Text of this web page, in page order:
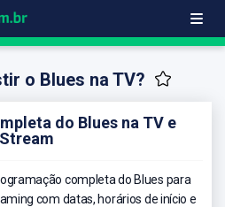
o Blues na TV?
do Blues na TV e
Stream
completa do Blues para
com datas, horários de início e